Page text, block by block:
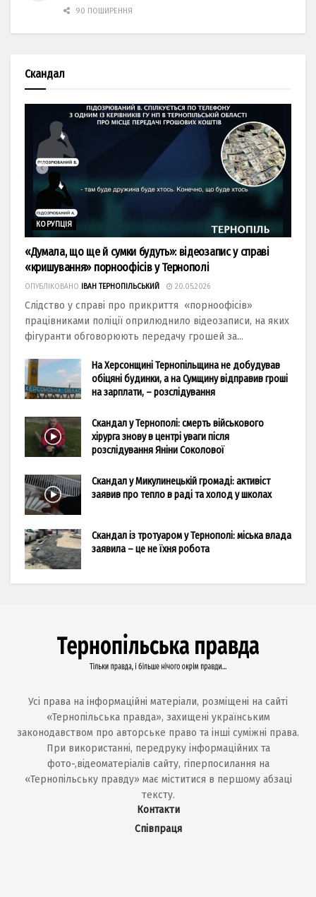
90 ПОШИРЕННЯ
Скандал
КОРУПЦІЯ
«Думала, що ще й сумки будуть»: відеозапис у справі
«кришування» порноофісів у Тернополі
ОПУБЛІКОВАНО ІВАН ТЕРНОПІЛЬСЬКИЙ 20.05.2026
Слідство у справі про прикриття «порноофісів»
працівниками поліції оприлюднило відеозаписи, на яких
фігуранти обговорюють передачу грошей за...
На Херсонщині Тернопільщина не добудував
обіцяні будинки, а на Сумщину відправив гроші
на зарплати, – розслідування
Скандал у Тернополі: смерть військового
хірурга знову в центрі уваги після
розслідування Яніни Соколової
Скандал у Микулинецькій громаді: активіст
заявив про тепло в раді та холод у школах
Скандал із тротуаром у Тернополі: міська влада
заявила – це не їхня робота
Усі права на інформаційні матеріали, розміщені на сайті
«Тернопільська правда», захищені українським
законодавством про авторське право та інші суміжні права.
При використанні, передруку інформаційних та
фото-,відеоматеріалів сайту, гіперпосилання на
«Тернопільську правду» має міститися в першому абзаці
тексту.
Контакти
Співпраця